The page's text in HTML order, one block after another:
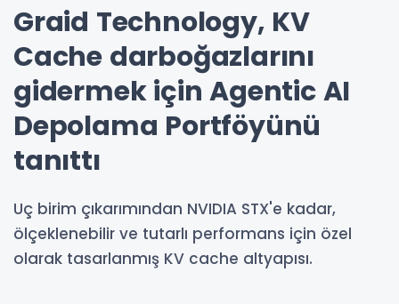
Graid Technology, KV
Cache darboğazlarını
gidermek için Agentic AI
Depolama Portföyünü
tanıttı
Uç birim çıkarımından NVIDIA STX'e kadar,
ölçeklenebilir ve tutarlı performans için özel
olarak tasarlanmış KV cache altyapısı.